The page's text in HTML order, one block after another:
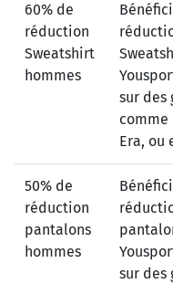
60% de
réduction
Sweatshirt
hommes
sur des
comme
Era, ou
50% de
réduction
pantalons
hommes
sur des